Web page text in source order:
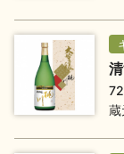
地酒川柳
蔵